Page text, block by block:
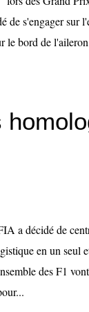
de s'engager sur
le bord de
a décidé de
en un seul
des F1